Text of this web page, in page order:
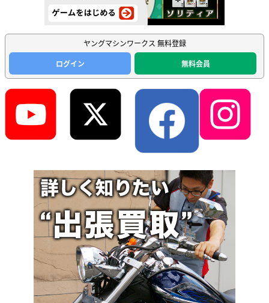
ヤングマシンワークス 無料登録
ログイン
無料会員